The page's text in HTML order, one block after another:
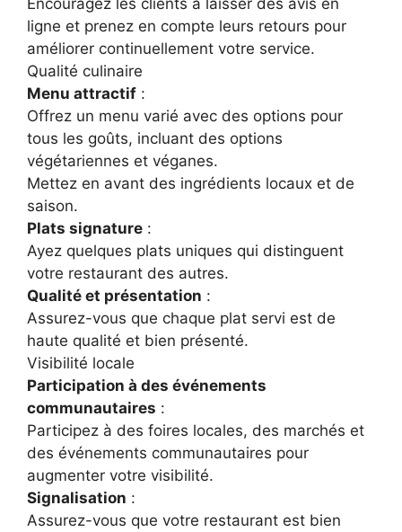
ligne et prenez en compte leurs retours pour
améliorer continuellement votre service.
Qualité culinaire
Menu attractif :
Offrez un menu varié avec des options pour
tous les goûts, incluant des options
végétariennes et véganes.
Mettez en avant des ingrédients locaux et de
saison.
Plats signature :
Ayez quelques plats uniques qui distinguent
votre restaurant des autres.
Qualité et présentation :
Assurez-vous que chaque plat servi est de
haute qualité et bien présenté.
Visibilité locale
Participation à des événements
communautaires :
Participez à des foires locales, des marchés et
des événements communautaires pour
augmenter votre visibilité.
Signalisation :
Assurez-vous que votre restaurant est bien